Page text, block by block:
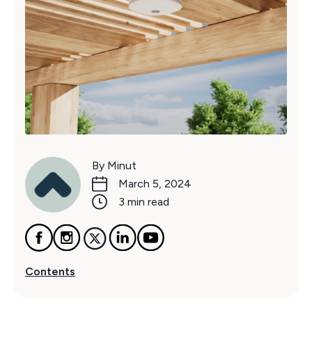
By Minut
March 5, 2024
3 min read
Contents